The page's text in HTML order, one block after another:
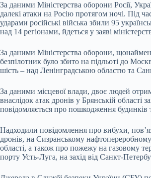
За даними Міністерства оборони Росії,
далекі атаки на Росію протягом ночі. Під
ударами російські війська збили 95
над 14 регіонами, йдеться у заяві
За даними Міністерства оборони,
безпілотник було збито на підльоті до
шість – над Ленінградською областю та
За даними місцевої влади, двоє людей
внаслідок атак дронів у Брянській області
повідомляється про пошкодження будинків
Надходили повідомлення про вибухи,
дронів, на Сизранському
області, а також про пожежу на газовому
порту Усть-Луга, на захід від Санкт-